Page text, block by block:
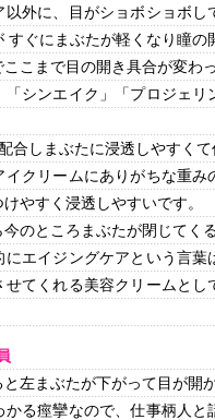
以外に、目がショボショボ
すぐにまぶたが軽くなり瞳の
こまで目の開き具合が変わ
「シンエイク」「プロジェ
合しまぶたに浸透しやすく
イクリームにありがちな重
やすく浸透しやすいです。
のところまぶたが閉じてく
にエイジングケアという言
せてくれる美容クリームと
左まぶたが下がって目が開
かる痙攣なので、仕事柄人